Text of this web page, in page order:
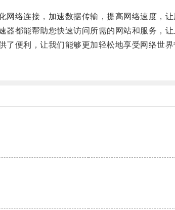
连接，加速数据传输，提高网络速度，让
都能帮助您快速访问所需的网站和服务，让
便利，让我们能够更加轻松地享受网络世界